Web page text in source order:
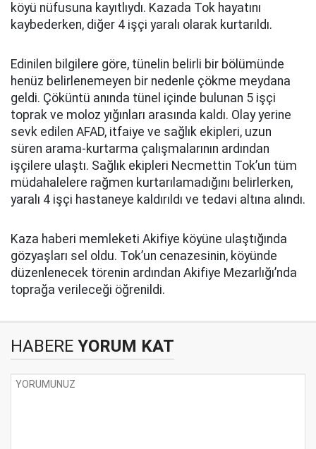
köyü nüfusuna kayıtlıydı. Kazada Tok hayatını
kaybederken, diğer 4 işçi yaralı olarak kurtarıldı.
Edinilen bilgilere göre, tünelin belirli bir bölümünde
henüz belirlenemeyen bir nedenle çökme meydana
geldi. Çöküntü anında tünel içinde bulunan 5 işçi
toprak ve moloz yığınları arasında kaldı. Olay yerine
sevk edilen AFAD, itfaiye ve sağlık ekipleri, uzun
süren arama-kurtarma çalışmalarının ardından
işçilere ulaştı. Sağlık ekipleri Necmettin Tok’un tüm
müdahalelere rağmen kurtarılamadığını belirlerken,
yaralı 4 işçi hastaneye kaldırıldı ve tedavi altına alındı.
Kaza haberi memleketi Akifiye köyüne ulaştığında
gözyaşları sel oldu. Tok’un cenazesinin, köyünde
düzenlenecek törenin ardından Akifiye Mezarlığı’nda
toprağa verileceği öğrenildi.
HABERE YORUM KAT